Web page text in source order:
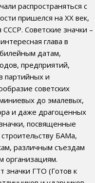
распространяться с
пришелся на XX век,
Советские значки –
глава в
датам,
предприятий,
партийных и
советских
до эмалевых,
и даже драгоценных
посвященные
БАМа,
различным съездам
организациям.
значки ГТО (Готов к